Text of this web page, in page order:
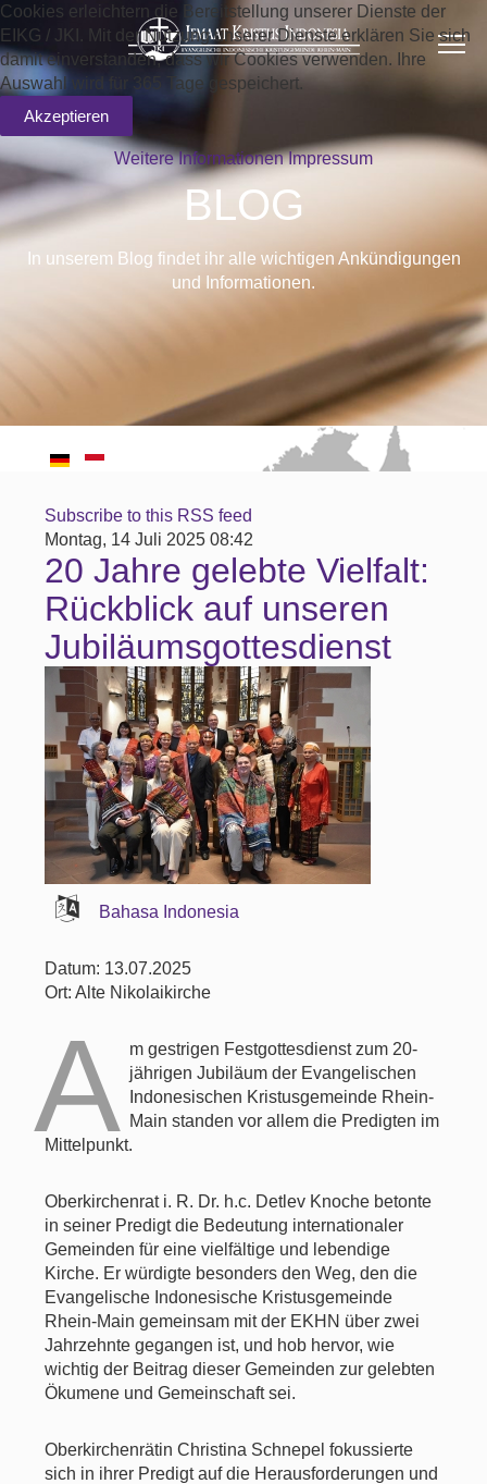
BLOG
In unserem Blog findet ihr alle wichtigen Ankündigungen
und Informationen.
Subscribe to this RSS feed
Montag, 14 Juli 2025 08:42
20 Jahre gelebte Vielfalt:
Rückblick auf unseren
Jubiläumsgottesdienst
Bahasa Indonesia
Datum: 13.07.2025
Ort: Alte Nikolaikirche
A m gestrigen Festgottesdienst zum 20-
jährigen Jubiläum der Evangelischen
Indonesischen Kristusgemeinde Rhein-
Main standen vor allem die Predigten im
Mittelpunkt.
Oberkirchenrat i. R. Dr. h.c. Detlev Knoche betonte
in seiner Predigt die Bedeutung internationaler
Gemeinden für eine vielfältige und lebendige
Kirche. Er würdigte besonders den Weg, den die
Evangelische Indonesische Kristusgemeinde
Rhein-Main gemeinsam mit der EKHN über zwei
Jahrzehnte gegangen ist, und hob hervor, wie
wichtig der Beitrag dieser Gemeinden zur gelebten
Ökumene und Gemeinschaft sei.
Oberkirchenrätin Christina Schnepel fokussierte
sich in ihrer Predigt auf die Herausforderungen und
Cookies erleichtern die Bereitstellung unserer Dienste der
EIKG / JKI. Mit der Nutzung unserer Dienste erklären Sie sich
damit einverstanden, dass wir Cookies verwenden. Ihre
Auswahl wird für 365 Tage gespeichert.
Akzeptieren
Weitere Informationen Impressum